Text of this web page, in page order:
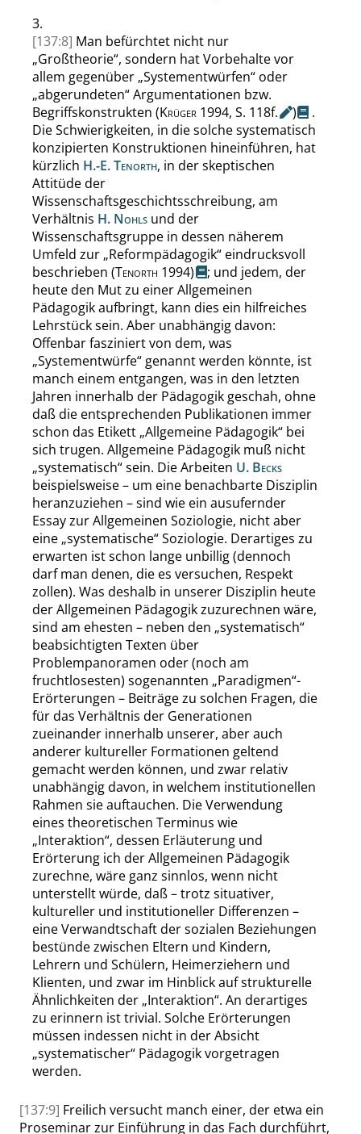
3.
[137:8] Man befürchtet nicht nur
„Großtheorie“, sondern hat Vorbehalte vor
allem gegenüber „Systementwürfen“ oder
„abgerundeten“Argumentationen bzw.
Begriffskonstrukten (Krüger 1994, S. 118f. )
.
Die Schwierigkeiten, in die solche systematisch
konzipierten Konstruktionen hineinführen, hat
kürzlich H.-E. Tenorth, in der skeptischen
Attitüde der
Wissenschaftsgeschichtsschreibung, am
Verhältnis H. Nohls und der
Wissenschaftsgruppe in dessen näherem
Umfeld zur „Reformpädagogik“ eindrucksvoll
beschrieben (Tenorth 1994)
; und jedem, der
heute den Mut zu einer Allgemeinen
Pädagogik aufbringt, kann dies ein hilfreiches
Lehrstück sein. Aber unabhängig davon:
Offenbar fasziniert von dem, was
„Systementwürfe“ genannt werden könnte, ist
manch einem entgangen, was in den letzten
Jahren innerhalb der Pädagogik geschah, ohne
daß die entsprechenden Publikationen immer
schon das Etikett „Allgemeine Pädagogik“ bei
sich trugen. Allgemeine Pädagogik muß nicht
„systematisch“sein. Die Arbeiten U. Becks
beispielsweise – um eine benachbarte Disziplin
heranzuziehen – sind wie ein ausufernder
Essay zur Allgemeinen Soziologie, nicht aber
eine „systematische“Soziologie. Derartiges zu
erwarten ist schon lange unbillig (dennoch
darf man denen, die es versuchen, Respekt
zollen). Was deshalb in unserer Disziplin heute
der Allgemeinen Pädagogik zuzurechnen wäre,
sind am ehesten – neben den „systematisch“
beabsichtigten Texten über
Problempanoramen oder (noch am
fruchtlosesten) sogenannten „Paradigmen“-
Erörterungen – Beiträge zu solchen Fragen, die
für das Verhältnis der Generationen
zueinander innerhalb unserer, aber auch
anderer kultureller Formationen geltend
gemacht werden können, und zwar relativ
unabhängig davon, in welchem institutionellen
Rahmen sie auftauchen. Die Verwendung
eines theoretischen Terminus wie
„Interaktion“, dessen Erläuterung und
Erörterung ich der Allgemeinen Pädagogik
zurechne, wäre ganz sinnlos, wenn nicht
unterstellt würde, daß – trotz situativer,
kultureller und institutioneller Differenzen –
eine Verwandtschaft der sozialen Beziehungen
bestünde zwischen Eltern und Kindern,
Lehrern und Schülern, Heimerziehern und
Klienten, und zwar im Hinblick auf strukturelle
Ähnlichkeiten der „Interaktion“. An derartiges
zu erinnern ist trivial. Solche Erörterungen
müssen indessen nicht in der Absicht
„systematischer“ Pädagogik vorgetragen
werden.
[137:9] Freilich versucht manch einer, der etwa ein
Proseminar zur Einführung in das Fach durchführt,